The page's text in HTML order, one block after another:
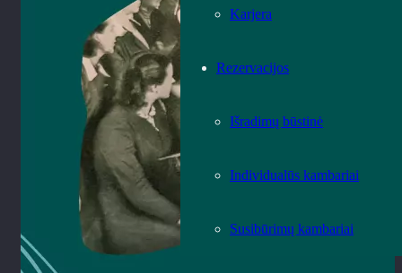
Karjera
Rezervacijos
Išradimų būstinė
Individualūs kambariai
Susibūrimų kambariai